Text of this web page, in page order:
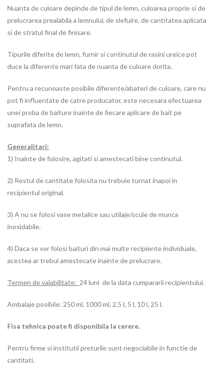
Nuanta de culoare depinde de tipul de lemn, culoarea proprie si de
prelucrarea prealabila a lemnului, de slefuire, de cantitatea aplicata
si de stratul final de finisare.
Tipurile diferite de lemn, furnir si continutul de rasini ureice pot
duce la diferente mari fata de nuanta de culoare dorita.
Pentru a recunoaste posibile diferente/abateri de culoare, care nu
pot fi influentate de catre producator, este necesara efectuarea
unei proba de baiture inainte de fiecare aplicare de bait pe
suprafata de lemn.
Generalitari:
1) Inainte de folosire, agitati si amestecati bine continutul.
2) Restul de cantitate folosita nu trebuie turnat inapoi in
recipientul original.
3) A nu se folosi vase metalice sau utilaje/scule de munca
inoxidabile.
4) Daca se vor folosi baituri din mai multe recipiente individuale,
acestea ar trebui amestecate inainte de prelucrare.
Termen de valabilitate: 24 luni de la data cumpararii recipientului.
Ambalaje posibile: 250 ml, 1000 ml, 2,5 l, 5 l, 10 l, 25 l.
Fisa tehnica poate fi disponibila la cerere.
Pentru firme si institutii preturile sunt negociabile in functie de
cantitati.